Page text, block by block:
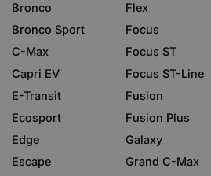
Bronco
Bronco Sport
C-Max
Capri EV
E-Transit
Ecosport
Edge
Escape
Flex
Focus
Focus ST
Focus ST-Line
Fusion
Fusion Plus
Galaxy
Grand C-Max